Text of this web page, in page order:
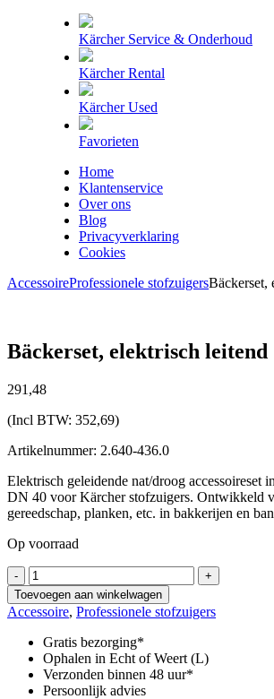
Kärcher Service & Onderhoud
Kärcher Rental
Kärcher Used
Favorieten
Home
Klantenservice
Over ons
Blog
Privacyverklaring
Cookies
AccessoireProfessionele stofzuigersBäckerset,
Bäckerset, elektrisch leitend
291,48
(Incl BTW: 352,69)
Artikelnummer: 2.640-436.0
Elektrisch geleidende nat/droog accessoireset
DN 40 voor Kärcher stofzuigers. Ontwikkeld
gereedschap, planken, etc. in bakkerijen en
Op voorraad
-
Bäckerset,
elektrisch
leitend
aantal
+
Toevoegen aan winkelwagen
Accessoire, Professionele stofzuigers
Gratis bezorging*
Ophalen in Echt of Weert (L)
Verzonden binnen 48 uur*
Persoonlijk advies